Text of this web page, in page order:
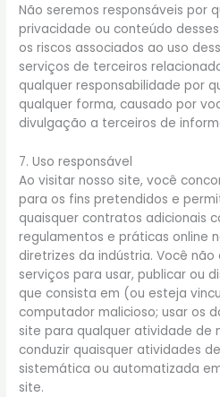
Não seremos responsáveis por
privacidade ou conteúdo
os riscos associados ao uso
serviços de terceiros
qualquer responsabilidade por
qualquer forma, causado por
divulgação a terceiros de
7. Uso responsável
Ao visitar nosso site, você
para os fins pretendidos e
quaisquer contratos adicionais
regulamentos e práticas online
diretrizes da indústria. Você
serviços para usar, publicar ou
que consista em (ou esteja
computador malicioso; usar os
site para qualquer atividade de
conduzir quaisquer atividades
sistemática ou automatizada
site.